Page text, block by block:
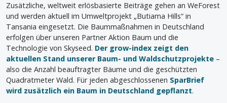
Zusätzliche, weltweit erlösbasierte Beiträge gehen an WeForest
und werden aktuell im Umweltprojekt „Butiama Hills“ in
Tansania eingesetzt. Die Baummaßnahmen in Deutschland
erfolgen über unseren Partner Aktion Baum und die
Technologie von Skyseed. Der grow-index zeigt den
aktuellen Stand unserer Baum- und Waldschutzprojekte –
also die Anzahl beauftragter Bäume und die geschützten
Quadratmeter Wald. Für jeden abgeschlossenen SparBrief
wird zusätzlich ein Baum in Deutschland gepflanzt.